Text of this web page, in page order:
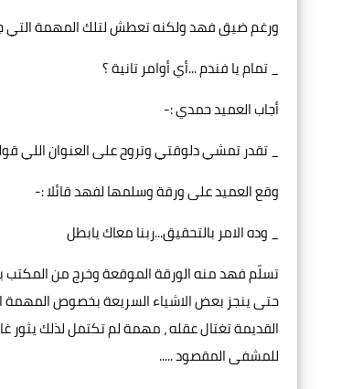
ورغم ضيق فهد ولكنه تعطش لتلك المهمة التي
_ تمام يا فندم ...أي أوامر تانية ؟
أجاب العميد حمدي :-
_ تقدر تمشي دلوقتي وتروح على العنوان اللي
وقع العميد على ورقة وسلمها لفهد قائلا :-
_ وده الامر بالتحقيق...ربنا معاك يابطل
حتى ينجز بعض الاشياء السريعة بخصوص المهمة
القديمة تغتال عقله ، مهمة لم تكتمل لذلك يثور
للمشفى المقصود .....